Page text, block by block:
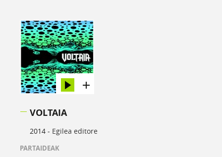
VOLTAIA
2014 - Egilea editore
PARTAIDEAK